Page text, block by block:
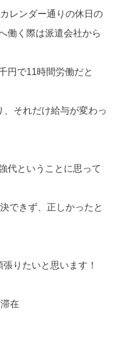
レンダー通りの休日の
働く際は派遣会社から
円で11時間労働だと
それだけ給与が変わっ
代ということに思って
できず、正しかったと
りたいと思います！
在